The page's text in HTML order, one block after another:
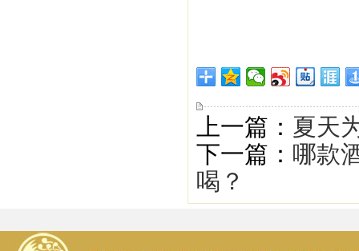
上一篇： 夏天
下一篇： 哪款
喝？